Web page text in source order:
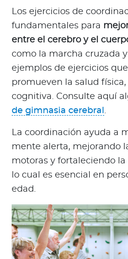
Los ejercicios de
fundamentales para
entre el cerebro y el
como la marcha cruzada
ejemplos de ejercicios
promueven la salud
cognitiva. Consulte aquí
de gimnasia cerebral .
La coordinación ayuda a
mente alerta, mejorando
motoras y fortaleciendo
lo cual es esencial en
edad.